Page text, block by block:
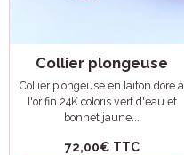
Collier plongeuse
Collier plongeuse en laiton doré à
l'or fin 24K coloris vert d'eau et
bonnet jaune...
72,00€ TTC